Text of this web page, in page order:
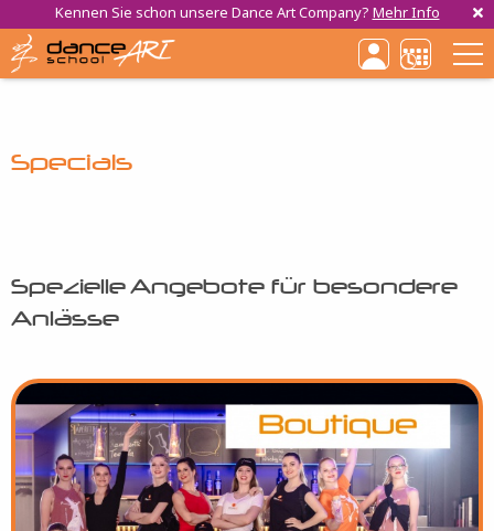
Kennen Sie schon unsere Dance Art Company?Mehr Info
Specials
Spezielle Angebote für besondere
Anlässe
Bild